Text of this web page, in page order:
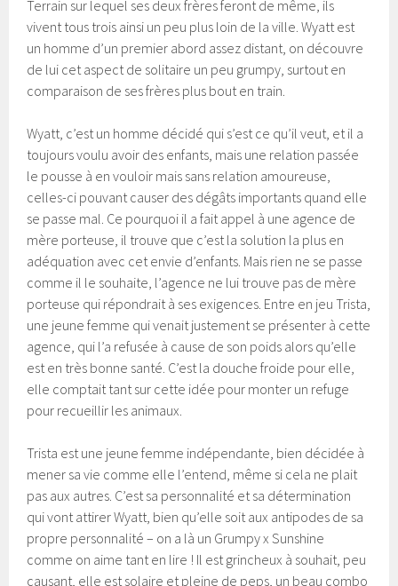
Terrain sur lequel ses deux frères feront de même, ils
vivent tous trois ainsi un peu plus loin de la ville. Wyatt est
un homme d’un premier abord assez distant, on découvre
de lui cet aspect de solitaire un peu grumpy, surtout en
comparaison de ses frères plus bout en train.
Wyatt, c’est un homme décidé qui s’est ce qu’il veut, et il a
toujours voulu avoir des enfants, mais une relation passée
le pousse à en vouloir mais sans relation amoureuse,
celles-ci pouvant causer des dégâts importants quand elle
se passe mal. Ce pourquoi il a fait appel à une agence de
mère porteuse, il trouve que c’est la solution la plus en
adéquation avec cet envie d’enfants. Mais rien ne se passe
comme il le souhaite, l’agence ne lui trouve pas de mère
porteuse qui répondrait à ses exigences. Entre en jeu Trista,
une jeune femme qui venait justement se présenter à cette
agence, qui l’a refusée à cause de son poids alors qu’elle
est en très bonne santé. C’est la douche froide pour elle,
elle comptait tant sur cette idée pour monter un refuge
pour recueillir les animaux.
Trista est une jeune femme indépendante, bien décidée à
mener sa vie comme elle l’entend, même si cela ne plait
pas aux autres. C’est sa personnalité et sa détermination
qui vont attirer Wyatt, bien qu’elle soit aux antipodes de sa
propre personnalité – on a là un Grumpy x Sunshine
comme on aime tant en lire ! Il est grincheux à souhait, peu
causant, elle est solaire et pleine de peps, un beau combo